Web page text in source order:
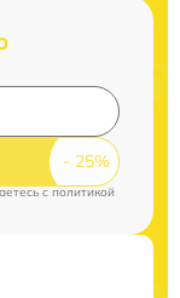
cполитикой